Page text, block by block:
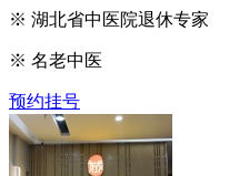
※ 湖北省中医院退休专家
※ 名老中医
预约挂号